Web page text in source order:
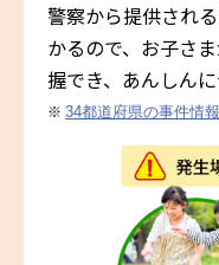
警察から提供され
かるので、お子さ
握でき、あんしんに
※34都道府県の事件情